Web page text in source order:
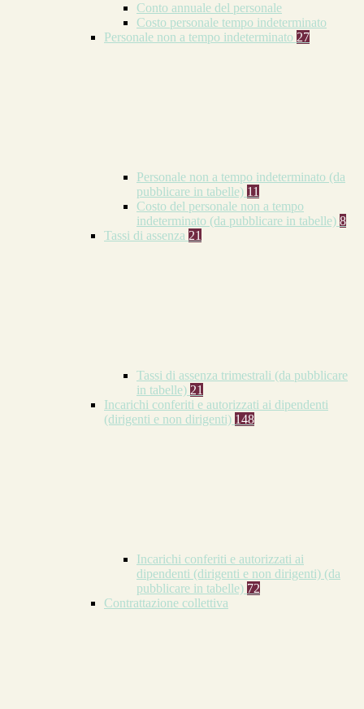
Conto annuale del personale
Costo personale tempo indeterminato
Personale non a tempo indeterminato 27
Personale non a tempo indeterminato (da
pubblicare in tabelle) 11
Costo del personale non a tempo
indeterminato (da pubblicare in tabelle) 8
Tassi di assenza 21
Tassi di assenza trimestrali (da pubblicare
in tabelle) 21
Incarichi conferiti e autorizzati ai dipendenti
(dirigenti e non dirigenti) 148
Incarichi conferiti e autorizzati ai
dipendenti (dirigenti e non dirigenti) (da
pubblicare in tabelle) 72
Contrattazione collettiva